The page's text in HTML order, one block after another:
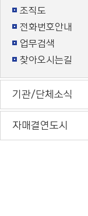
조직도
전화번호안내
업무검색
찾아오시는길
기관/단체소식
자매결연도시